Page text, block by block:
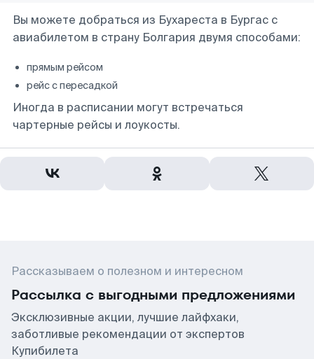
Вы можете добраться из Бухареста в Бургас с
авиабилетом в страну Болгария двумя способами:
прямым рейсом
рейс с пересадкой
Иногда в расписании могут встречаться
чартерные рейсы и лоукосты.
Рассказываем о полезном и интересном
Рассылка с выгодными предложениями
Эксклюзивные акции, лучшие лайфхаки,
заботливые рекомендации от экспертов
Купибилета